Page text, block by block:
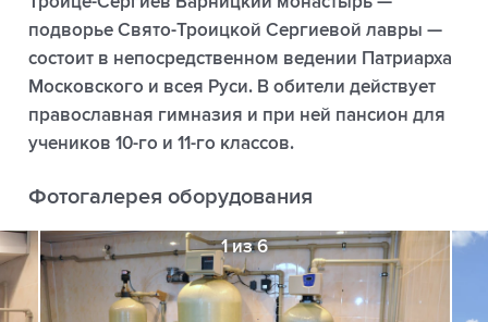
подворье Свято-Троицкой Сергиевой лавры —
состоит в непосредственном ведении Патриарха
Московского и всея Руси. В обители действует
православная гимназия и при ней пансион для
учеников 10-го и 11-го классов.
Фотогалерея оборудования
1 из 6